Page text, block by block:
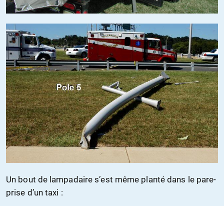
Un bout de lampadaire s’est même planté dans le pare-
prise d’un taxi :